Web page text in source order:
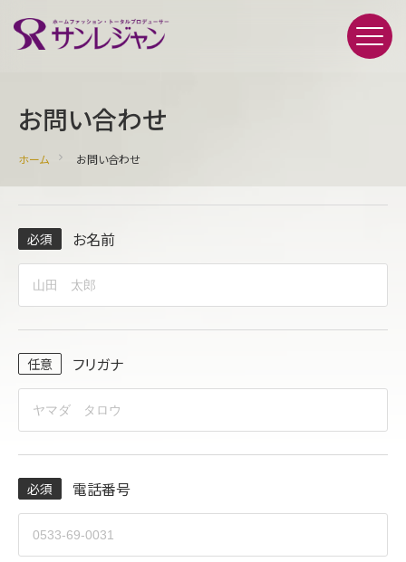
お問い合わせ
ホーム お問い合わせ
お名前
フリガナ
電話番号